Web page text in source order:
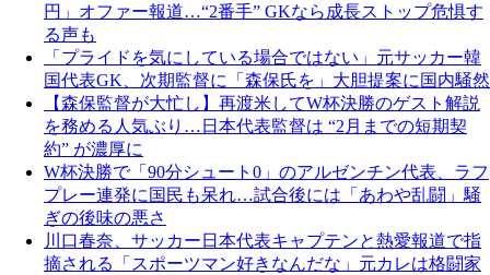
円」オファー報道…“2番手” GKなら成長ストップ危惧す
る声も
「プライドを気にしている場合ではない」元サッカー韓
国代表GK、次期監督に「森保氏を」大胆提案に国内騒然
【森保監督が大忙し】再渡米してW杯決勝のゲスト解説
を務める人気ぶり…日本代表監督は “2月までの短期契
約” が濃厚に
W杯決勝で「90分シュート0」のアルゼンチン代表、ラフ
プレー連発に国民も呆れ…試合後には「あわや乱闘」騒
ぎの後味の悪さ
川口春奈、サッカー日本代表キャプテンと熱愛報道で指
摘される「スポーツマン好きなんだな」元カレは格闘家